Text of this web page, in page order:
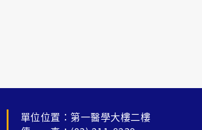
單位位置：第一醫學大樓二樓